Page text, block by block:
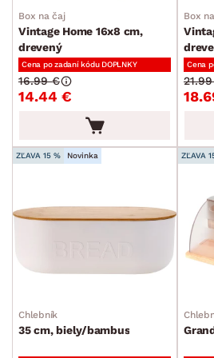
Kuchynské doplnky
Ostatné kuchynské
Držiaky, regály, háčiky a
Kúpeľňové doplnky
Kuchynské príslušenstvo
Ostatné bytové doplnky
Detské doplnky a
Doplnky pre domácich
Vianoce
Veľká noc
Box na čaj
Vintage Home 16x8 cm,
drevený
Cena po zadaní kódu DOPLNKY
14.44 €
16.99 €
Box
Cena
ZĽAVA 15 % Novinka
Chlebník
35 cm, biely/bambus
ZĽAVA